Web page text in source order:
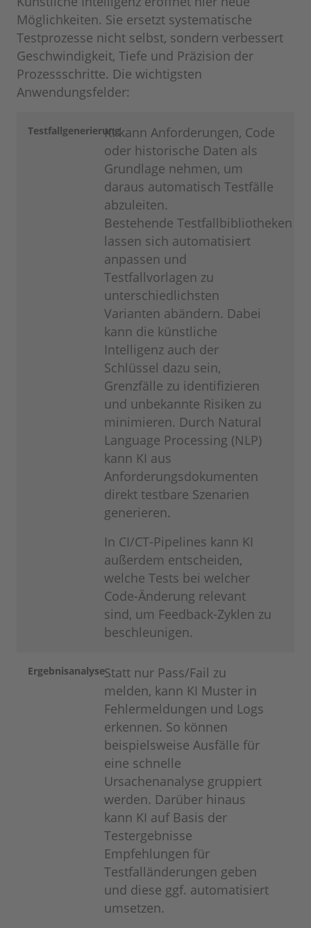
Möglichkeiten. Sie ersetzt systematische
Testprozesse nicht selbst, sondern verbessert
Geschwindigkeit, Tiefe und Präzision der
Prozessschritte. Die wichtigsten
Anwendungsfelder:
TestfallgenerierungKI kann Anforderungen, Code
oder historische Daten als
Grundlage nehmen, um
daraus automatisch Testfälle
abzuleiten.
Bestehende Testfallbibliotheken
lassen sich automatisiert
anpassen und
Testfallvorlagen zu
unterschiedlichsten
Varianten abändern. Dabei
kann die künstliche
Intelligenz auch der
Schlüssel dazu sein,
Grenzfälle zu identifizieren
und unbekannte Risiken zu
minimieren. Durch Natural
Language Processing (NLP)
kann KI aus
Anforderungsdokumenten
direkt testbare Szenarien
generieren.
In CI/CT-Pipelines kann KI
außerdem entscheiden,
welche Tests bei welcher
Code-Änderung relevant
sind, um Feedback-Zyklen zu
beschleunigen.
ErgebnisanalyseStatt nur Pass/Fail zu
melden, kann KI Muster in
Fehlermeldungen und Logs
erkennen. So können
beispielsweise Ausfälle für
eine schnelle
Ursachenanalyse gruppiert
werden. Darüber hinaus
kann KI auf Basis der
Testergebnisse
Empfehlungen für
Testfalländerungen geben
und diese ggf. automatisiert
umsetzen.